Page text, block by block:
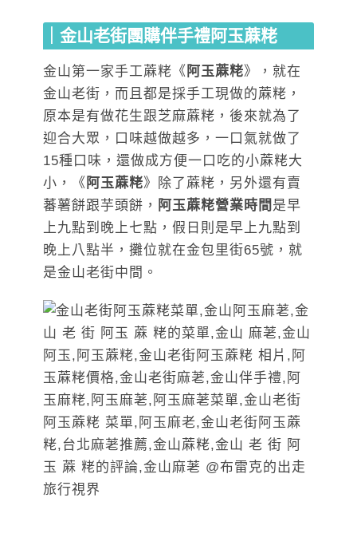
｜金山老街團購伴手禮阿玉蔴粩
金山第一家手工蔴粩《 阿玉蔴粩》，就在
金山老街，而且都是採手工現做的蔴粩，
原本是有做花生跟芝麻蔴粩，後來就為了
迎合大眾，口味越做越多，一口氣就做了
15種口味，還做成方便一口吃的小蔴粩大
小，《 阿玉蔴粩》除了蔴粩，另外還有賣
蕃薯餅跟芋頭餅， 阿玉蔴粩營業時間 是早
上九點到晚上七點，假日則是早上九點到
晚上八點半，攤位就在金包里街65號，就
是金山老街中間。